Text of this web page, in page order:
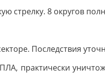
стрелку. 8 округов
Последствия
практически